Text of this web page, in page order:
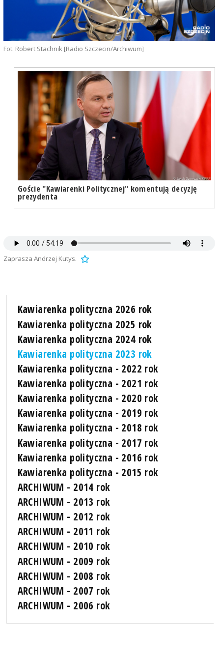
Fot. Robert Stachnik [Radio Szczecin/Archiwum]
Goście "Kawiarenki Politycznej" komentują decyzję
prezydenta
Zaprasza Andrzej Kutys.
Kawiarenka polityczna 2026 rok
Kawiarenka polityczna 2025 rok
Kawiarenka polityczna 2024 rok
Kawiarenka polityczna 2023 rok
Kawiarenka polityczna - 2022 rok
Kawiarenka polityczna - 2021 rok
Kawiarenka polityczna - 2020 rok
Kawiarenka polityczna - 2019 rok
Kawiarenka polityczna - 2018 rok
Kawiarenka polityczna - 2017 rok
Kawiarenka polityczna - 2016 rok
Kawiarenka polityczna - 2015 rok
ARCHIWUM - 2014 rok
ARCHIWUM - 2013 rok
ARCHIWUM - 2012 rok
ARCHIWUM - 2011 rok
ARCHIWUM - 2010 rok
ARCHIWUM - 2009 rok
ARCHIWUM - 2008 rok
ARCHIWUM - 2007 rok
ARCHIWUM - 2006 rok